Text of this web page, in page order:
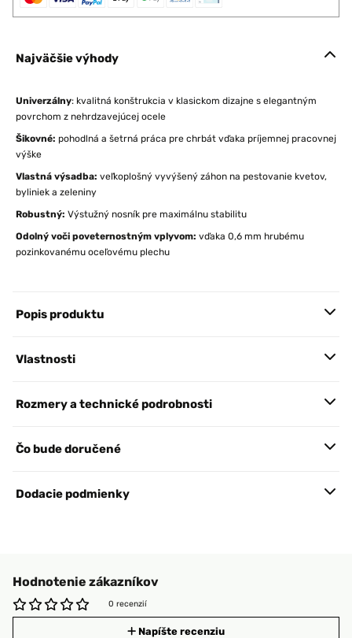
Najväčšie výhody
Univerzálny: kvalitná konštrukcia v klasickom dizajne s elegantným
povrchom z nehrdzavejúcej ocele
Šikovné: pohodlná a šetrná práca pre chrbát vďaka príjemnej pracovnej
výške
Vlastná výsadba: veľkoplošný vyvýšený záhon na pestovanie kvetov,
byliniek a zeleniny
Robustný: Výstužný nosník pre maximálnu stabilitu
Odolný voči poveternostným vplyvom: vďaka 0,6 mm hrubému
pozinkovanému oceľovému plechu
Popis produktu
Vlastnosti
Rozmery a technické podrobnosti
Čo bude doručené
Dodacie podmienky
Hodnotenie zákazníkov
0 recenzií
Napíšte recenziu